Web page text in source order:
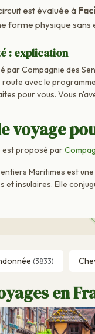
est évaluée à
forme physique
: explication
par Compagnie des
avec le
pour vous. Vous
voyage
est proposé par
Maritimes est
et insulaires. Elle
(3833)
en